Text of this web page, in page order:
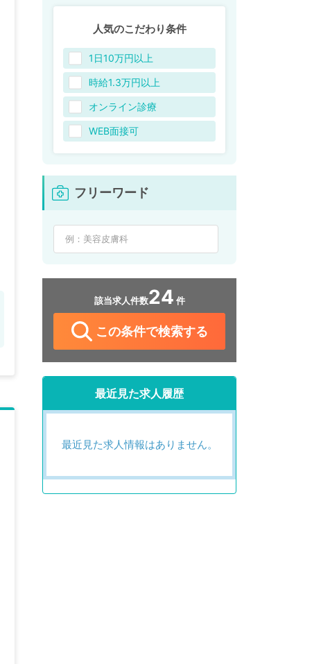
人気のこだわり条件
1日10万円以上
時給1.3万円以上
オンライン診療
WEB面接可
フリーワード
該当求人件数24 件
この条件で検索する
最近見た求人履歴
最近見た求人情報はありません。